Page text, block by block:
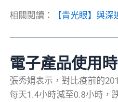
相關閲讀： 【青光眼】與
電子產品使用
張秀娟表示，對比疫前的
每天1.4小時減至0.8小時，